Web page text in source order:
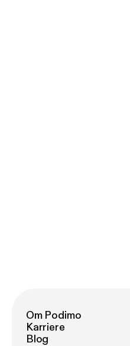
Om Podimo
Karriere
Blog